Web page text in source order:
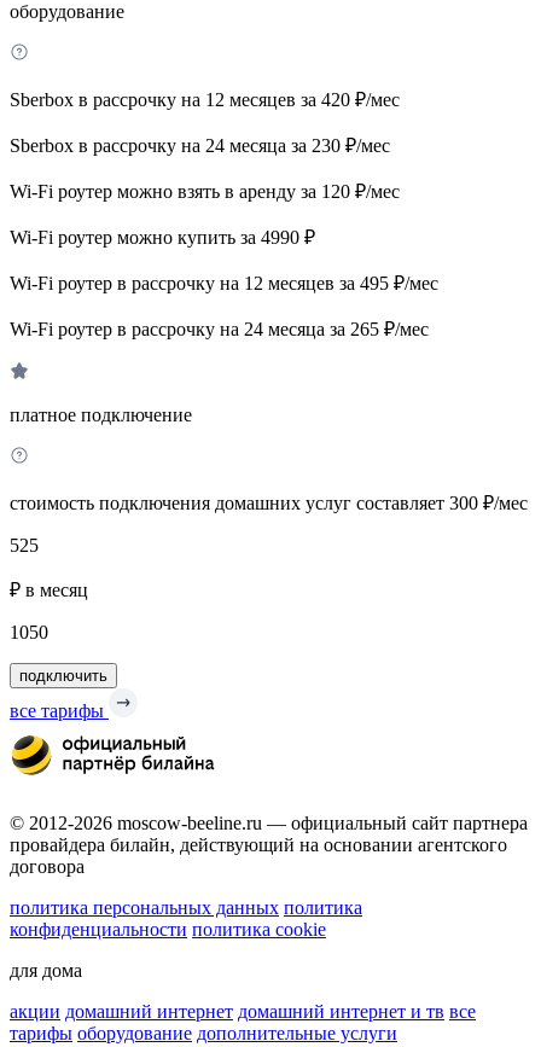
оборудование
Sberbox в рассрочку на 12 месяцев за 420 ₽/мес
Sberbox в рассрочку на 24 месяца за 230 ₽/мес
Wi-Fi роутер можно взять в аренду за 120 ₽/мес
Wi-Fi роутер можно купить за 4990 ₽
Wi-Fi роутер в рассрочку на 12 месяцев за 495 ₽/мес
Wi-Fi роутер в рассрочку на 24 месяца за 265 ₽/мес
платное подключение
стоимость подключения домашних услуг составляет 300 ₽/мес
525
₽ в месяц
1050
подключить
все тарифы
© 2012-2026 moscow-beeline.ru — официальный сайт партнера
провайдера билайн, действующий на основании агентского
договора
политика персональных данных политика
конфиденциальности политика cookie
для дома
акции домашний интернет домашний интернет и тв все
тарифы оборудование дополнительные услуги